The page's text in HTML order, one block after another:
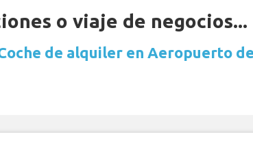
o viaje de negocios...
de alquiler en Aeropuerto